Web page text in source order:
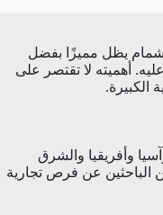
يظل مميزًا بفضل
أهميته لا تقتصر على
الكبيرة.
وأفريقيا والشرق
الباحثين عن فرص تجارية